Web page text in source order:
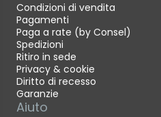
Condizioni di vendita
Pagamenti
Paga a rate (by Consel)
Spedizioni
Ritiro in sede
Privacy & cookie
Diritto di recesso
Garanzie
Aiuto